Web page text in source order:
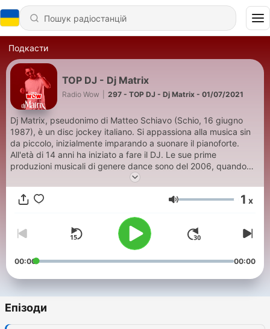
Подкасти
TOP DJ - Dj Matrix
Radio Wow 297 - TOP DJ - Dj Matrix - 01/07/2021
Dj Matrix, pseudonimo di Matteo Schiavo (Schio, 16 giugno
1987), è un disc jockey italiano. Si appassiona alla musica sin
da piccolo, inizialmente imparando a suonare il pianoforte.
All'età di 14 anni ha iniziato a fare il DJ. Le sue prime
produzioni musicali di genere dance sono del 2006, quando
sotto il nome M2 scrive il testo e produce la parte musicale di
Tu vivi nell'aria, cantato da Miani e divenuto popolare anche
all'estero grazie a molteplici remix, di cui i più importanti quelli
l'ha poi raggiunta nel 2009 con il brano La tipica ragazza
italiana. In questo periodo diventa molto popolare tra i giovani
anche con altre produzione, tra cui: Penso a te, Dimmi che mi
ami ed Io con te tu con me.
Гучність 1 x
00:00 00:00
Епізоди